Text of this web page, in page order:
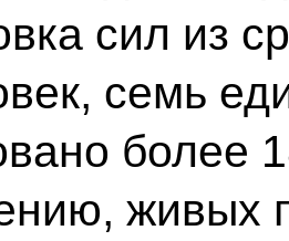
сил из
семь
более
живых